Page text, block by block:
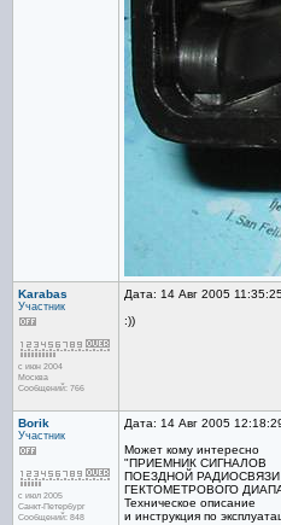
Karabas
Участник
с июн 2004
Москва
Сообщений: 766
Дата: 14 Авг 2005
:))
Borik
Участник
с июл 2005
Санкт-Петербург
Сообщений: 848
Дата: 14 Авг 2005
Может кому интересно
"ПРИЕМНИК СИГНАЛОВ
ПОЕЗДНОЙ РАДИОСВЯЗИ
ГЕКТОМЕТРОВОГО
Техническое описание
и инструкция по